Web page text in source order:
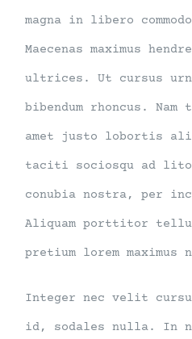
magna in libero
Maecenas maximus
ultrices. Ut cursus
bibendum rhoncus.
amet justo lobortis
taciti sociosqu ad
conubia nostra, per
Aliquam porttitor
pretium lorem maximus
Integer nec velit
id, sodales nulla. In